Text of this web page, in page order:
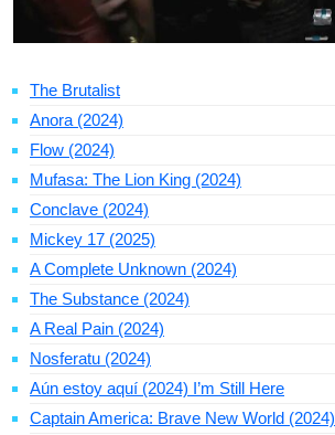
The Brutalist
Anora (2024)
Flow (2024)
Mufasa: The Lion King (2024)
Conclave (2024)
Mickey 17 (2025)
A Complete Unknown (2024)
The Substance (2024)
A Real Pain (2024)
Nosferatu (2024)
Aún estoy aquí (2024) I’m Still Here
Captain America: Brave New World (2024)